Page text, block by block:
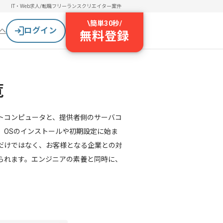
IT・Web求人/転職フリーランスクリエイター案件
ログイン
\簡単30秒/
無料登録
ンピュータと、提供者側のサーバコ
のインストールや初期設定に始ま
ではなく、お客様となる企業との対
ます。エンジニアの素養と同時に、